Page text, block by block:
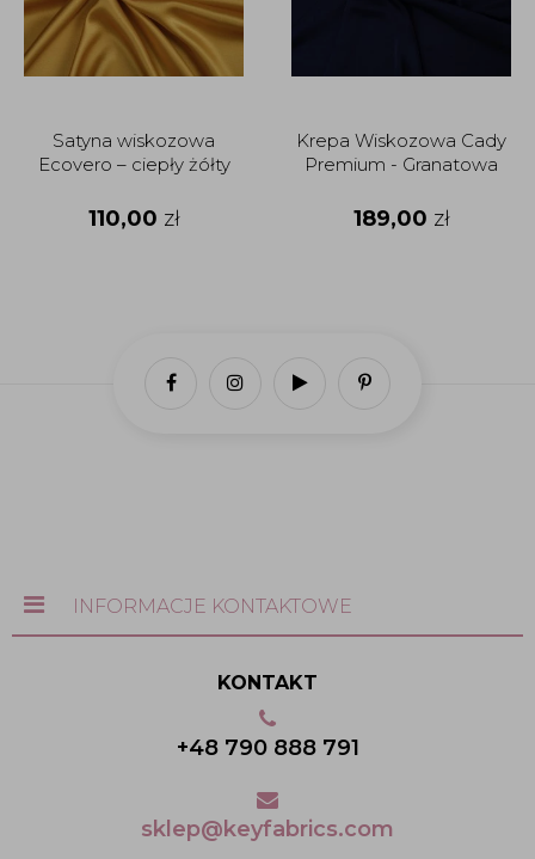
Satyna wiskozowa
Ecovero – ciepły żółty
110,00 zł
Krepa Wiskozowa Cady
Premium - Granatowa
189,00 zł
INFORMACJE KONTAKTOWE
KONTAKT
+48 790 888 791
sklep@keyfabrics.com